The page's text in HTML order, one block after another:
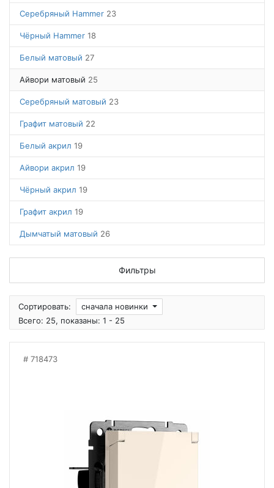
Серебряный Hammer 23
Чёрный Hammer 18
Белый матовый 27
Айвори матовый 25
Серебряный матовый 23
Графит матовый 22
Белый акрил 19
Айвори акрил 19
Чёрный акрил 19
Графит акрил 19
Дымчатый матовый 26
Фильтры
Сортировать:
сначала новинки
Всего: 25, показаны: 1 - 25
718473